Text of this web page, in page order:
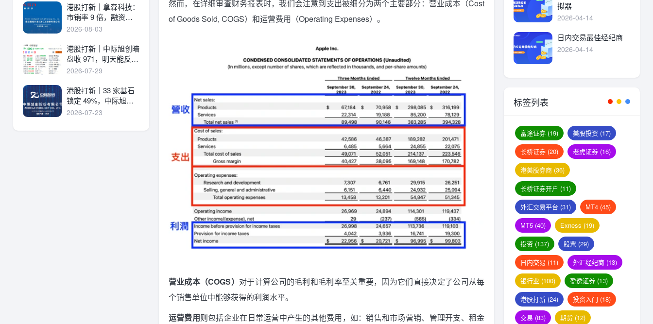
然而，在详细审查财务报表时，我们会注意到支出被细分为两个主要部分：营业成本（Cost
of Goods Sold, COGS）和运营费用（Operating Expenses）。
营业成本（COGS） 对于计算公司的毛利和毛利率至关重要，因为它们直接决定了公司从每
个销售单位中能够获得的利润水平。
运营费用则包括企业在日常运营中产生的其他费用，如：销售和市场营销、管理开支、租金
港股打新｜拿森科技：
市销率 9 倍，融资溢
价 30%，能打吗？
2026-08-03
港股打新｜中际旭创暗
盘收 971，明天能反弹
吗？
2026-07-29
港股打新｜33 家基石
锁定 49%，中际旭创
详细申购分析！
2026-07-23
拟器
2026-04-14
日内交易最佳经纪商
2026-04-14
标签列表
富途证券 (19) 美股投资 (17)
长桥证券 (20) 老虎证券 (16)
港美股券商 (36)
长桥证券开户 (11)
外汇交易平台 (31) MT4 (45)
MT5 (40) Exness (19)
投资 (137) 股票 (29)
日内交易 (11) 外汇经纪商 (13)
银行业 (100) 盈透证券 (13)
港股打新 (24) 投资入门 (18)
交易 (83) 期货 (12)